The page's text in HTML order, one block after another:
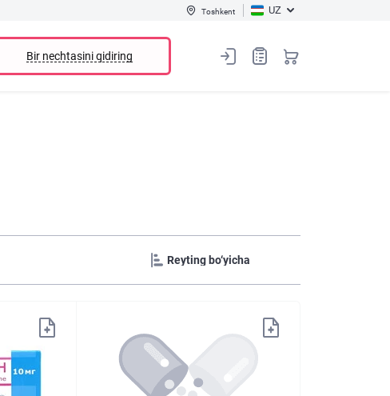
Toshkent UZ
Bir nechtasini qidiring